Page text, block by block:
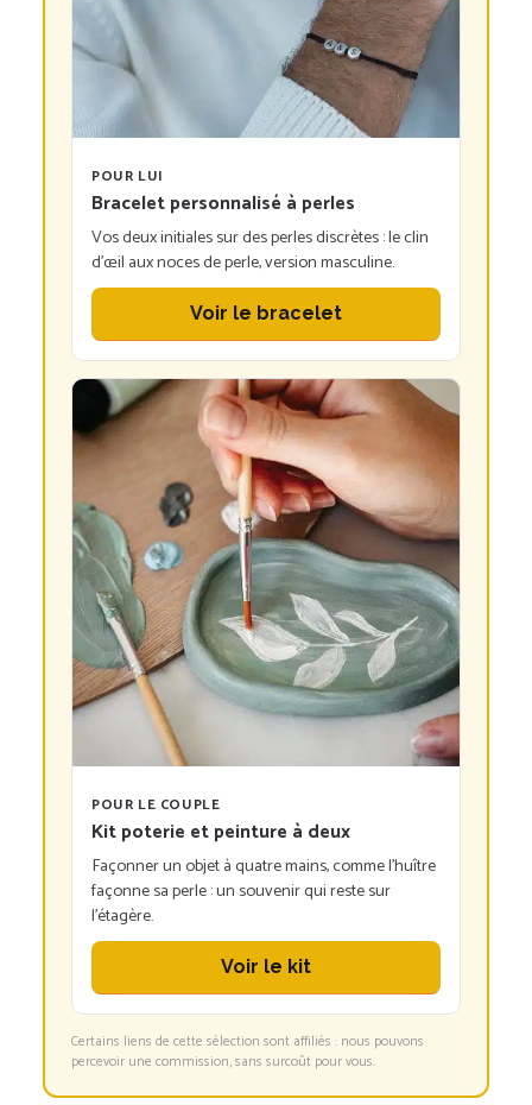
POUR LUI
Bracelet personnalisé à perles
Vos deux initiales sur des perles discrètes : le clin
d’œil aux noces de perle, version masculine.
Voir le bracelet
POUR LE COUPLE
Kit poterie et peinture à deux
Façonner un objet à quatre mains, comme l’huître
façonne sa perle : un souvenir qui reste sur
l’étagère.
Voir le kit
Certains liens de cette sélection sont affiliés : nous pouvons
percevoir une commission, sans surcoût pour vous.